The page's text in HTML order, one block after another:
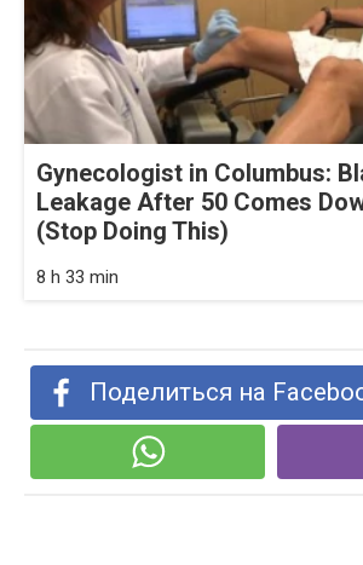
Gynecologist in Columbus:
Leakage After 50 Comes
(Stop Doing This)
8 h 33 min
Поделиться на